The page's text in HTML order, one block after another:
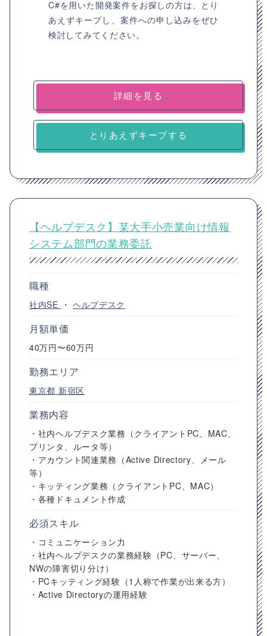
C#を用いた開発案件をお探しの方は、とり
あえずキープし、案件への申し込みをぜひ
検討してみてください。
詳細を見る
とりあえずキープする
【ヘルプデスク】某大手小売業向け情報
システム部門の業務委託
職種
社内SE ・ ヘルプデスク
月額単価
40万円〜60万円
勤務エリア
東京都 新宿区
業務内容
・社内ヘルプデスク業務（クライアントPC、MAC、
プリンタ、ルータ等）
・アカウント関連業務（Active Directory、メール
等）
・キッティング業務（クライアントPC、MAC）
・各種ドキュメント作成
必須スキル
・コミュニケーション力
・社内ヘルプデスクの業務経験（PC、サーバー、
NWの障害切り分け）
・PCキッティング経験（1人称で作業が出来る方）
・Active Directoryの運用経験